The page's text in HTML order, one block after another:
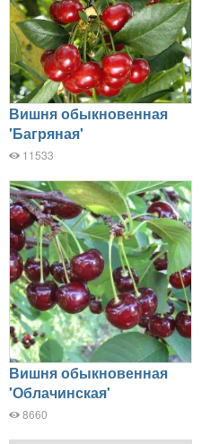
Вишня обыкновенная
'Багряная'
11533
Вишня обыкновенная
'Облачинская'
8660